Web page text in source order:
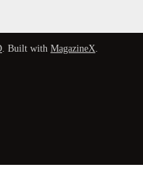
. Built with MagazineX.